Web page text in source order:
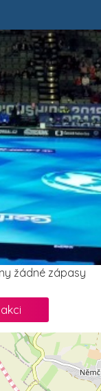
žádné zápasy